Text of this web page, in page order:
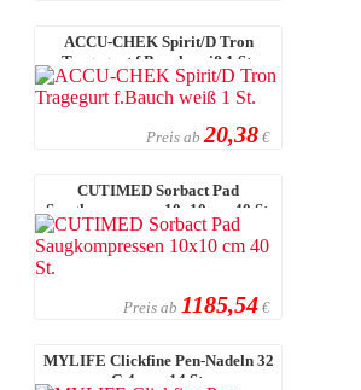
ACCU-CHEK Spirit/D Tron
Tragegurt f.Bauch weiß 1 St.
Preis ab 20,38 €
CUTIMED Sorbact Pad
Saugkompressen 10x10 cm 40 St.
Preis ab 1185,54 €
MYLIFE Clickfine Pen-Nadeln 32
G 4 mm 14 St.